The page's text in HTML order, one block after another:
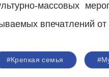
массовых
впечатлений
#Крепкая семья